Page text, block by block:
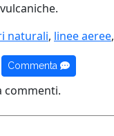
naturali, linee aeree,
Commenta
commenti.